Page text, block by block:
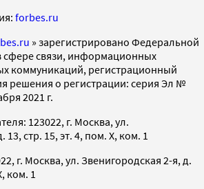
forbes.ru
» зарегистрировано Федеральной
сфере связи, информационных
коммуникаций, регистрационный
решения о регистрации: серия Эл №
2021 г.
123022, г. Москва, ул.
стр. 15, эт. 4, пом. X, ком. 1
г. Москва, ул. Звенигородская 2-я, д.
ком. 1